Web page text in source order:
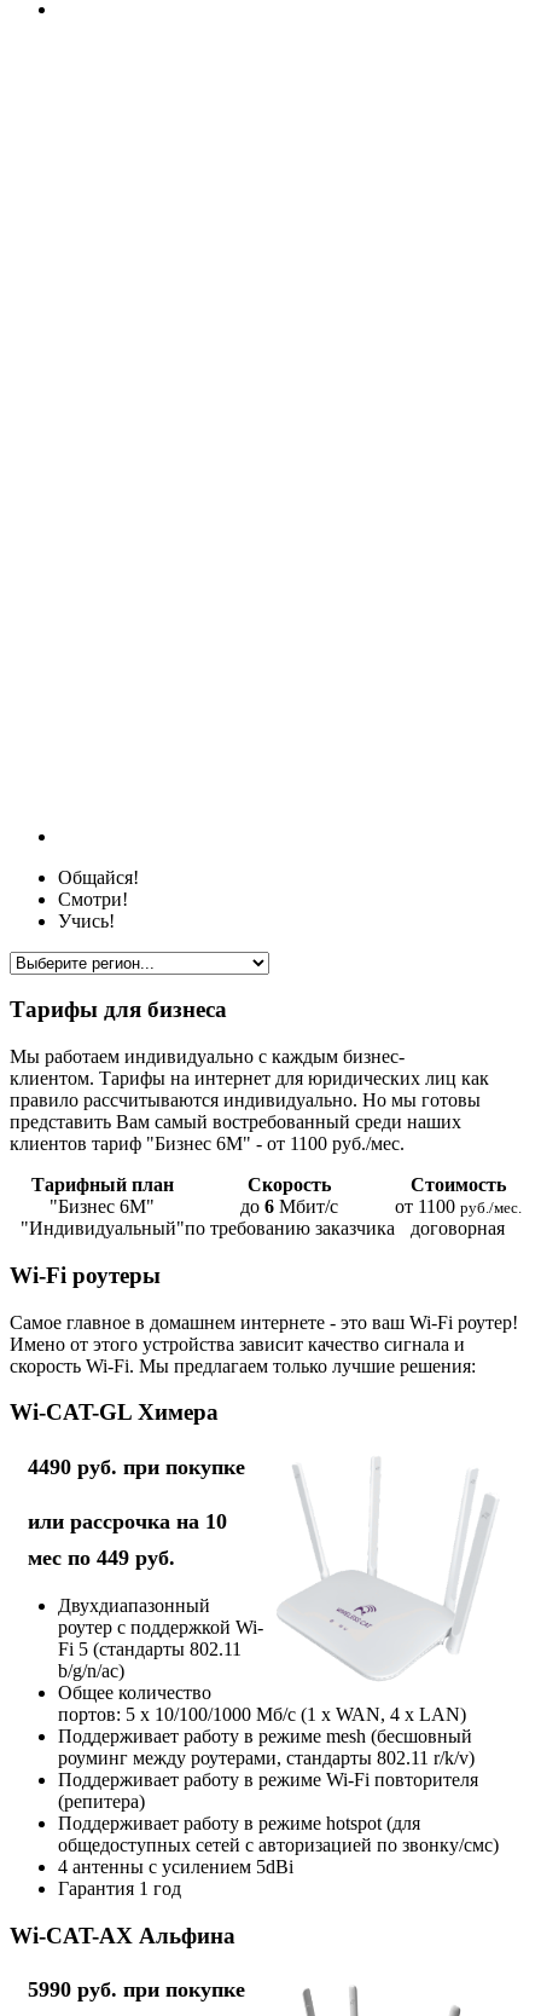
Общайся!
Смотри!
Учись!
Тарифы для бизнеса
Мы работаем индивидуально с каждым бизнес-
клиентом. Тарифы на интернет для юридических лиц как
правило рассчитываются индивидуально. Но мы готовы
представить Вам самый востребованный среди наших
клиентов тариф "Бизнес 6М" - от 1100 руб./мес.
Тарифный план
Скорость
Стоимость
"Бизнес 6М"
до 6 Мбит/с от 1100 руб./мес.
"Индивидуальный"по требованию заказчика договорная
Wi-Fi роутеры
Самое главное в домашнем интернете - это ваш Wi-Fi роутер!
Имено от этого устройства зависит качество сигнала и
скорость Wi-Fi. Мы предлагаем только лучшие решения:
Wi-CAT-GL Химера
4490 руб. при покупке
или рассрочка на 10
мес по 449 руб.
Двухдиапазонный
роутер с поддержкой Wi-
Fi 5 (стандарты 802.11
b/g/n/ac)
Общее количество
портов: 5 х 10/100/1000 Мб/с (1 x WAN, 4 x LAN)
Поддерживает работу в режиме mesh (бесшовный
роуминг между роутерами, стандарты 802.11 r/k/v)
Поддерживает работу в режиме Wi-Fi повторителя
(репитера)
Поддерживает работу в режиме hotspot (для
общедоступных сетей с авторизацией по звонку/смс)
4 антенны с усилением 5dBi
Гарантия 1 год
Wi-CAT-AX Альфина
5990 руб. при покупке